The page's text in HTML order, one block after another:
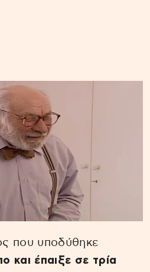
που υποδύθηκε
και έπαιξε σε τρία